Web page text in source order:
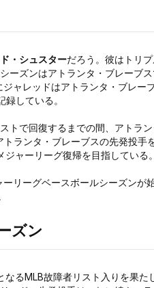
・シュスターだろう。彼はトリ
ーズンはアトランタ・ブレーブ
ャレッドはアトランタ・ブレー
している。
トで回復するまでの間、アトラ
ランタ・ブレーブスの先発投手
ャーリーグ復帰を目指している。
リーグベースボールシーズンが
ズン
るMLB故障者リスト入りを果た